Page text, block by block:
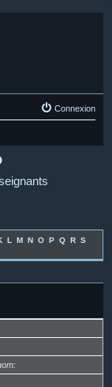
Connexion
L M N O P Q R S